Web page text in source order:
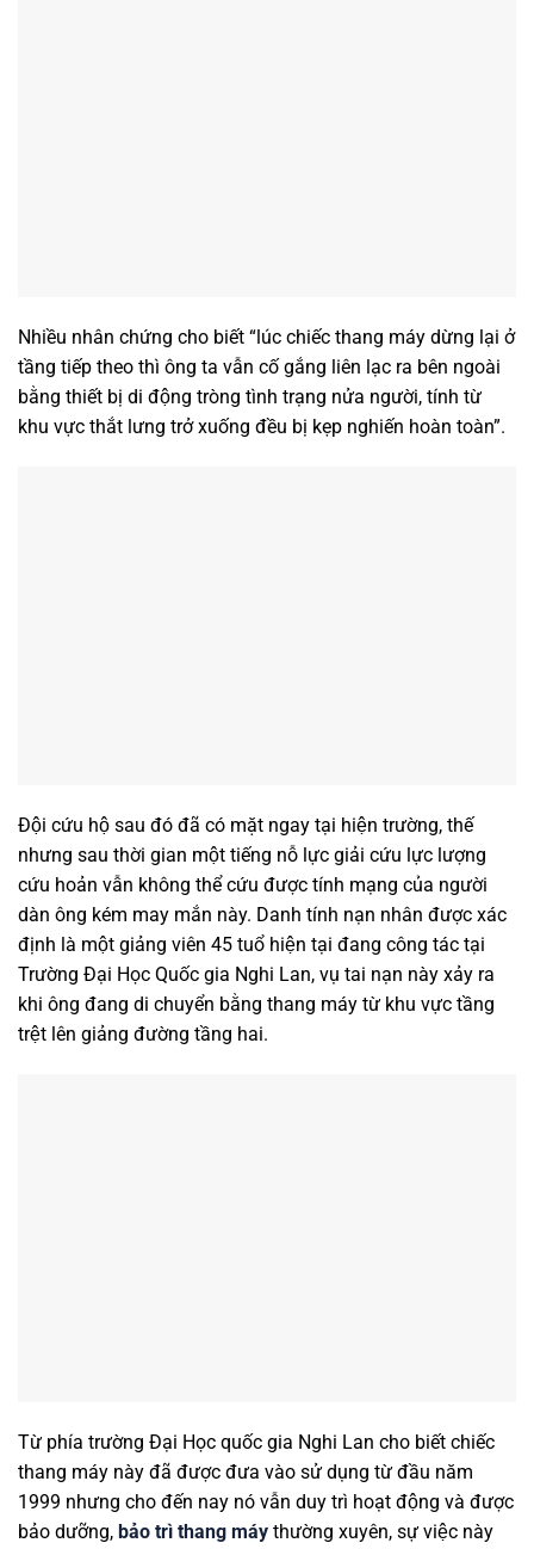
Nhiều nhân chứng cho biết “lúc chiếc thang máy dừng lại ở
tầng tiếp theo thì ông ta vẫn cố gắng liên lạc ra bên ngoài
bằng thiết bị di động tròng tình trạng nửa người, tính từ
khu vực thắt lưng trở xuống đều bị kẹp nghiến hoàn toàn”.
Đội cứu hộ sau đó đã có mặt ngay tại hiện trường, thế
nhưng sau thời gian một tiếng nỗ lực giải cứu lực lượng
cứu hoản vẫn không thể cứu được tính mạng của người
dàn ông kém may mắn này. Danh tính nạn nhân được xác
định là một giảng viên 45 tuổ hiện tại đang công tác tại
Trường Đại Học Quốc gia Nghi Lan, vụ tai nạn này xảy ra
khi ông đang di chuyển bằng thang máy từ khu vực tầng
trệt lên giảng đường tầng hai.
Từ phía trường Đại Học quốc gia Nghi Lan cho biết chiếc
thang máy này đã được đưa vào sử dụng từ đầu năm
1999 nhưng cho đến nay nó vẫn duy trì hoạt động và được
bảo dưỡng, bảo trì thang máy thường xuyên, sự việc này